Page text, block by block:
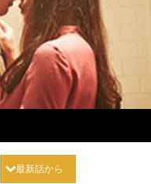
最新話から